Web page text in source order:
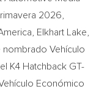
2026,
Elkhart Lake
Vehículo
K4 Hatchback GT-
Económico